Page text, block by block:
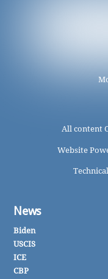
All content
Website
News
Biden
USCIS
ICE
CBP